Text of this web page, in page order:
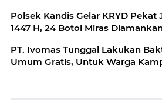
Polsek Kandis Gelar KRYD Pekat
1447 H, 24 Botol Miras
PT. Ivomas Tunggal Lakukan
Umum Gratis, Untuk Warga